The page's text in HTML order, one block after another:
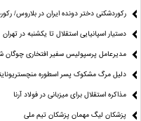
رکوردشکنی دختر دونده ایران در بلاروس/
دستیار اسپانیایی استقلال تا یکشنبه در تهران
مدیرعامل پرسپولیس سفیر افتخاری چوگان
دلیل مرگ مشکوک پسر اسطوره
مذاکره استقلال برای میزبانی در فولاد آرنا
پزشکان لیگ مهمان پزشکان تیم ملی